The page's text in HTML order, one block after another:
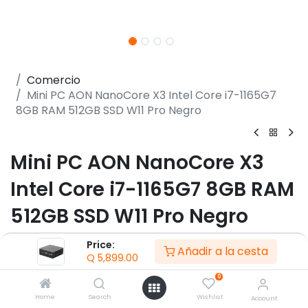
Price:
Q 5,899.00 Añadir a la cesta
Home Search
0
Wishlist Account
Comercio
Mini PC AON NanoCore X3 Intel Core i7-1165G7
8GB RAM 512GB SSD W11 Pro Negro
Mini PC AON NanoCore X3
Intel Core i7-1165G7 8GB RAM
512GB SSD W11 Pro Negro
(0 reseña)
- CPU Intel i7-1165G7
- RAM SODIMM DDR4 8GB 4800MHz
- Almacenamiento de 512 GB SSD M.2 PCIe xpress